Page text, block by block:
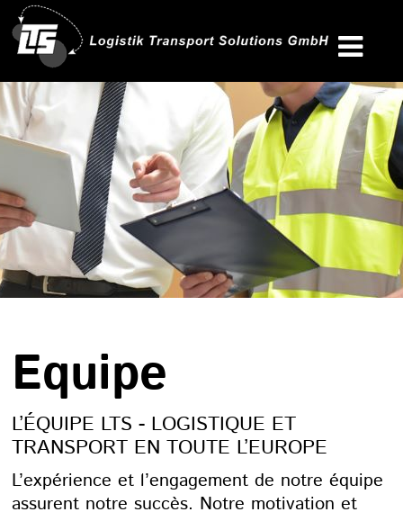
Equipe
L’ÉQUIPE LTS - LOGISTIQUE ET
TRANSPORT EN TOUTE L’EUROPE
L’expérience et l’engagement de notre équipe
assurent notre succès. Notre motivation et